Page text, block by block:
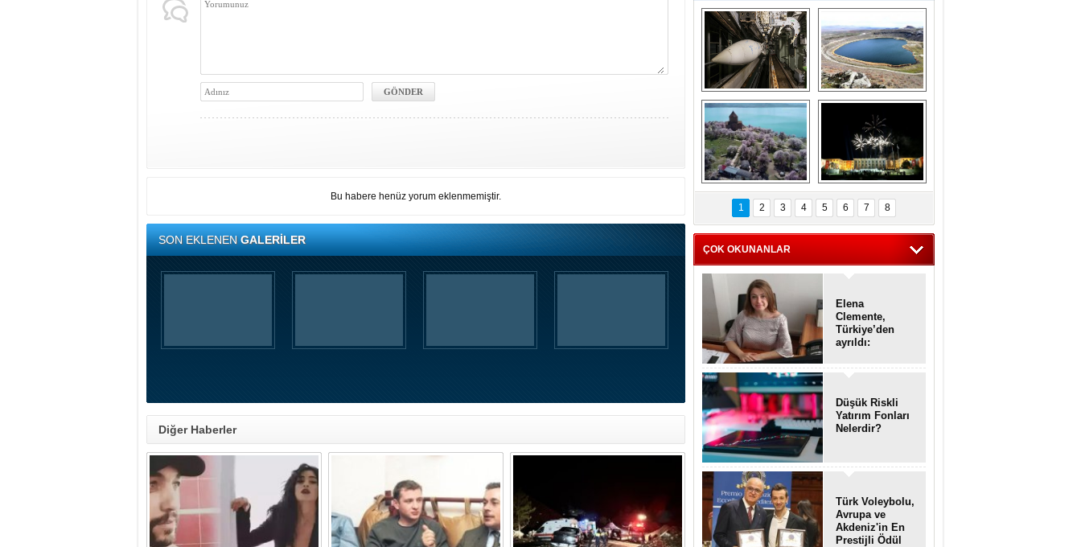
Bu habere henüz yorum eklenmemiştir.
SON EKLENENGALERİLER
Diğer Haberler
Askeri gemi
mezarlığındaki terk
edilmiş gemilerin
etkileyici
görüntüleri
Kapadokya'nın
ilkbaharda bir başka
güzel
Ziyaretçisiz kalan
Akdamar Adası
badem çiçekleri ile
görsel bir güzellik
Haftanın
fotoğrafları
1 2 3 4 5 6 7 8
ÇOK OKUNANLAR
Elena
Clemente,
Türkiye’den
ayrıldı:
Enkaz!
Düşük Riskli
Yatırım Fonları
Nelerdir?
Türk Voleybolu,
Avrupa ve
Akdeniz'in En
Prestijli Ödül